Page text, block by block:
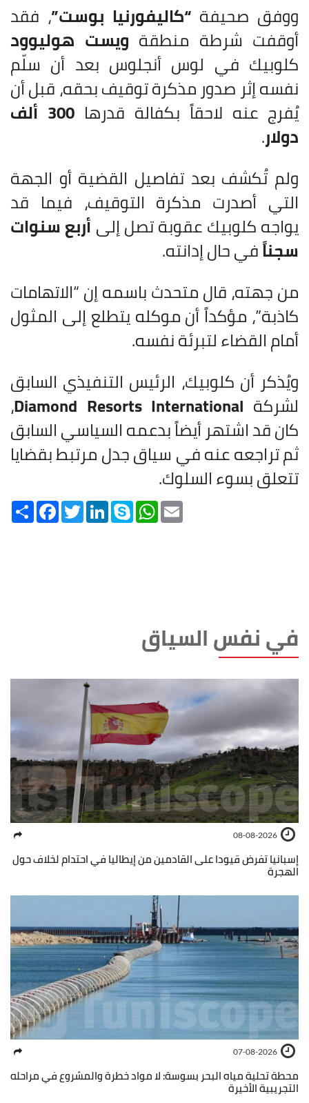
ووفق صحيفة “كاليفورنيا بوست”، فقد
أوقفت شرطة منطقة ويست هوليوود
كلوبيك في لوس أنجلوس بعد أن سلّم
نفسه إثر صدور مذكرة توقيف بحقه، قبل أن
يُفرج عنه لاحقاً بكفالة قدرها 300 ألف
دولار.
ولم تُكشف بعد تفاصيل القضية أو الجهة
التي أصدرت مذكرة التوقيف، فيما قد
يواجه كلوبيك عقوبة تصل إلى أربع سنوات
سجناًفي حال إدانته.
من جهته، قال متحدث باسمه إن “الاتهامات
كاذبة”، مؤكداً أن موكله يتطلع إلى المثول
أمام القضاء لتبرئة نفسه.
ويُذكر أن كلوبيك، الرئيس التنفيذي السابق
لشركة Diamond Resorts International،
كان قد اشتهر أيضاً بدعمه السياسي السابق
ثم تراجعه عنه في سياق جدل مرتبط بقضايا
تتعلق بسوء السلوك.
Share FacebookTwitterLinkedInSkype WhatsApp
في نفس السياق
08-08-2026
إسبانيا تفرض قيودا على القادمين من إيطاليا في احتدام لخلاف حول
الهجرة
07-08-2026
محطة تحلية مياه البحر بسوسة: لا مواد خطرة والمشروع في مراحله
التجريبية الأخيرة